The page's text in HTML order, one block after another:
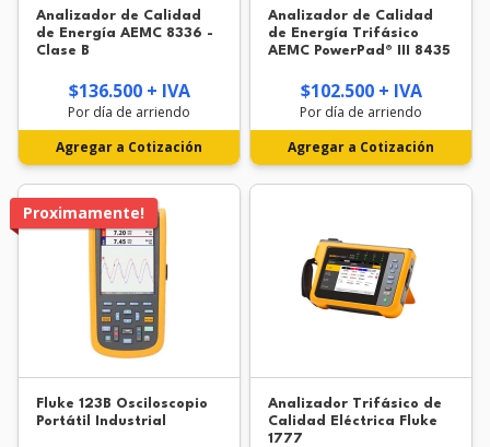
Analizador de Calidad
de Energía AEMC 8336 -
Clase B
$136.500 + IVA
Por día de arriendo
Agregar a Cotización
Analizador de Calidad
de Energía Trifásico
AEMC PowerPad® III 8435
$102.500 + IVA
Por día de arriendo
Agregar a Cotización
Fluke 123B Osciloscopio
Portátil Industrial
Proximamente!
Analizador Trifásico de
Calidad Eléctrica Fluke
1777